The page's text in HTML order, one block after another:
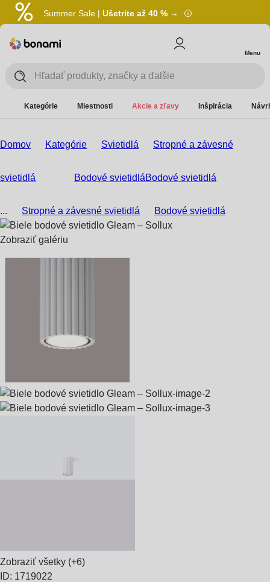
Summer Sale | Ušetrite až 40 % →
Menu
Kategórie Miestnosti Akcie a zľavy Inšpirácia
Domov Kategórie Svietidlá Stropné a závesné
svietidlá Bodové svietidláBodové svietidlá
... Stropné a závesné svietidlá Bodové svietidlá
Zobraziť galériu
Zobraziť všetky (+6)
ID: 1719022